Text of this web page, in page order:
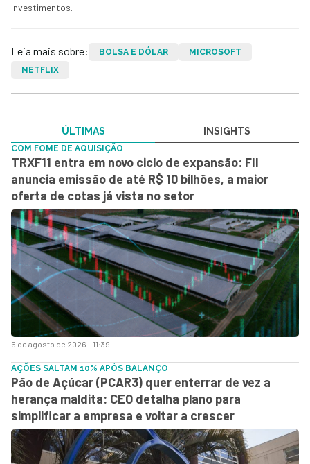
Investimentos.
Leia mais sobre: BOLSA E DÓLAR
MICROSOFT
NETFLIX
ÚLTIMAS IN$IGHTS
6 de agosto de 2026 - 11:39
COM FOME DE AQUISIÇÃO
TRXF11 entra em novo ciclo de expansão: FII
anuncia emissão de até R$ 10 bilhões, a maior
oferta de cotas já vista no setor
AÇÕES SALTAM 10% APÓS BALANÇO
Pão de Açúcar (PCAR3) quer enterrar de vez a
herança maldita: CEO detalha plano para
simplificar a empresa e voltar a crescer